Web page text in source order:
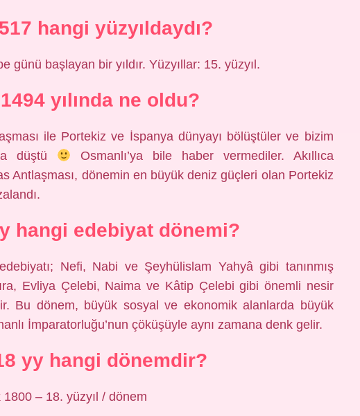
hangi yüzyıldaydı?
günü başlayan bir yıldır. Yüzyıllar: 15. yüzyıl.
1494 yılında ne oldu?
ile Portekiz ve İspanya dünyayı bölüştüler ve bizim
düştü
Osmanlı’ya bile haber vermediler. Akıllıca
Antlaşması, dönemin en büyük deniz güçleri olan Portekiz
hangi edebiyat dönemi?
Nefi, Nabi ve Şeyhülislam Yahyâ gibi tanınmış
Evliya Çelebi, Naima ve Kâtip Çelebi gibi önemli nesir
Bu dönem, büyük sosyal ve ekonomik alanlarda büyük
İmparatorluğu’nun çöküşüyle ​​aynı zamana denk gelir.
yy hangi dönemdir?
– 18. yüzyıl / dönem